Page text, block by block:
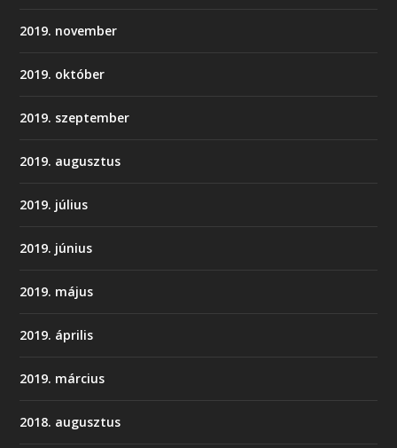
2019. november
2019. október
2019. szeptember
2019. augusztus
2019. július
2019. június
2019. május
2019. április
2019. március
2018. augusztus